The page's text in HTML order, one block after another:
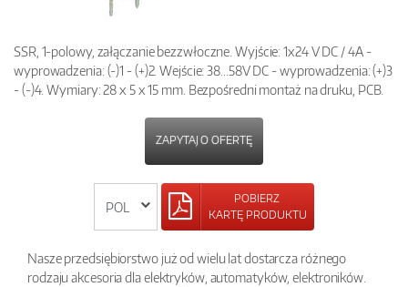
SSR, 1-polowy, załączanie bezzwłoczne. Wyjście: 1x24 V DC / 4A -
wyprowadzenia: (-)1 - (+)2. Wejście: 38...58V DC - wyprowadzenia: (+)3
- (-)4. Wymiary: 28 x 5 x 15 mm. Bezpośredni montaż na druku, PCB.
ZAPYTAJ O OFERTĘ
POBIERZ
KARTĘ PRODUKTU
Nasze przedsiębiorstwo już od wielu lat dostarcza różnego
rodzaju akcesoria dla elektryków, automatyków, elektroników.